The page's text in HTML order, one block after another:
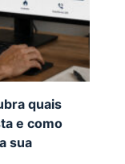
quais
e como
sua